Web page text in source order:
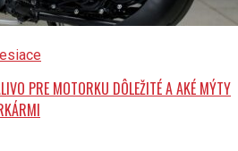
PRE MOTORKU DÔLEŽITÉ A AKÉ MÝTY